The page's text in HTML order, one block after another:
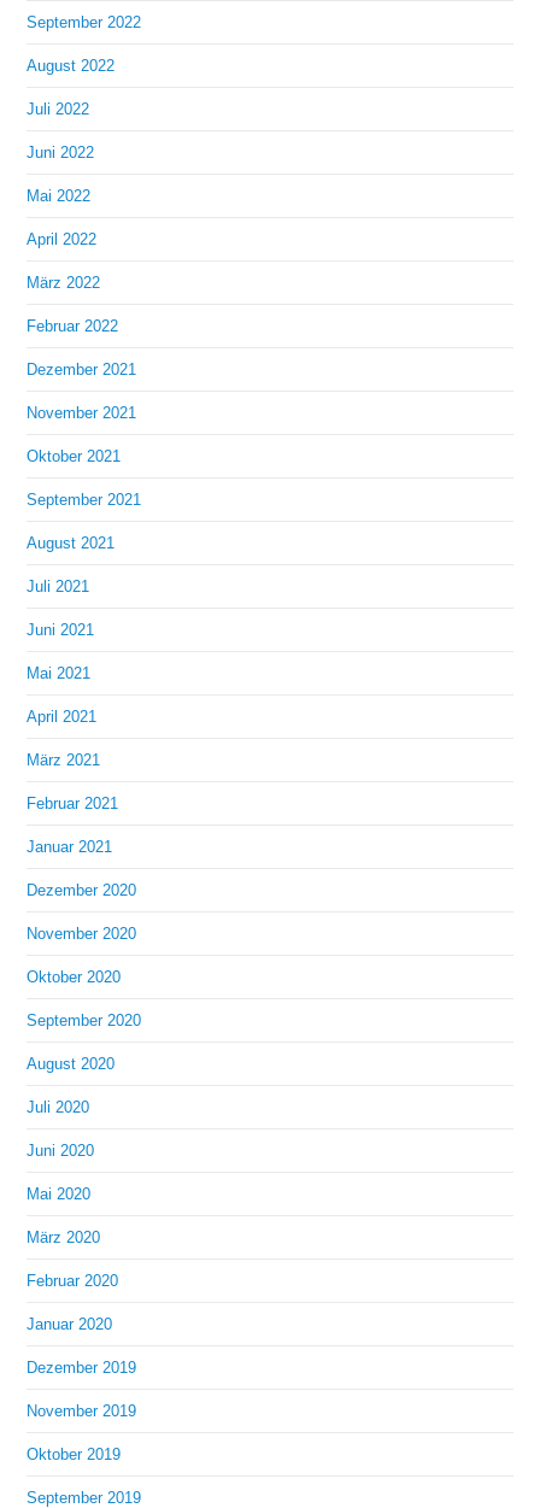
September 2022
August 2022
Juli 2022
Juni 2022
Mai 2022
April 2022
März 2022
Februar 2022
Dezember 2021
November 2021
Oktober 2021
September 2021
August 2021
Juli 2021
Juni 2021
Mai 2021
April 2021
März 2021
Februar 2021
Januar 2021
Dezember 2020
November 2020
Oktober 2020
September 2020
August 2020
Juli 2020
Juni 2020
Mai 2020
März 2020
Februar 2020
Januar 2020
Dezember 2019
November 2019
Oktober 2019
September 2019